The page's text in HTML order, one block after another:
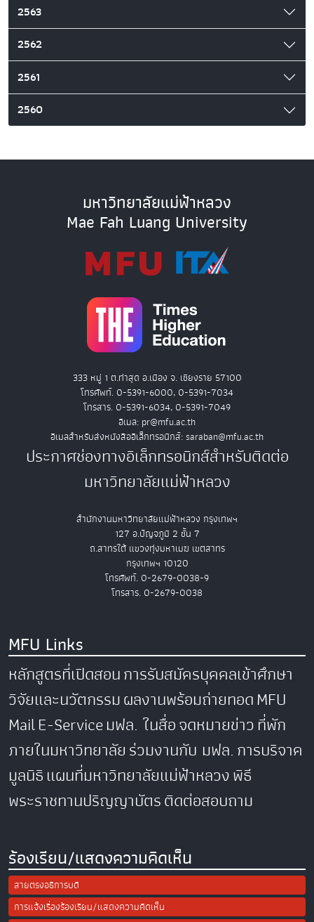
2563
2562
2561
2560
มหาวิทยาลัยแม่ฟ้าหลวง
Mae Fah Luang University
333 หมู่ 1 ต.ท่าสุด อ.เมือง จ. เชียงราย 57100
โทรศัพท์. 0-5391-6000, 0-5391-7034
โทรสาร. 0-5391-6034, 0-5391-7049
อีเมล: pr@mfu.ac.th
อีเมลสำหรับส่งหนังสืออิเล็กทรอนิกส์: saraban@mfu.ac.th
ประกาศช่องทางอิเล็กทรอนิกส์สำหรับติดต่อ
มหาวิทยาลัยแม่ฟ้าหลวง
สำนักงานมหาวิทยาลัยแม่ฟ้าหลวง กรุงเทพฯ
127 อ.ปัญจภูมิ 2 ชั้น 7
ถ.สาทรใต้ แขวงทุ่งมหาเมฆ เขตสาทร
กรุงเทพฯ 10120
โทรศัพท์. 0-2679-0038-9
โทรสาร. 0-2679-0038
MFU Links
หลักสูตรที่เปิดสอนการรับสมัครบุคคลเข้าศึกษา
วิจัยและนวัตกรรมผลงานพร้อมถ่ายทอดMFU
MailE-Serviceมฟล. ในสื่อจดหมายข่าวที่พัก
ภายในมหาวิทยาลัยร่วมงานกับ มฟล.การบริจาค
มูลนิธิแผนที่มหาวิทยาลัยแม่ฟ้าหลวงพิธี
พระราชทานปริญญาบัตรติดต่อสอบถาม
ร้องเรียน/แสดงความคิดเห็น
สายตรงอธิการบดี
การแจ้งเรื่องร้องเรียน/แสดงความคิดเห็น